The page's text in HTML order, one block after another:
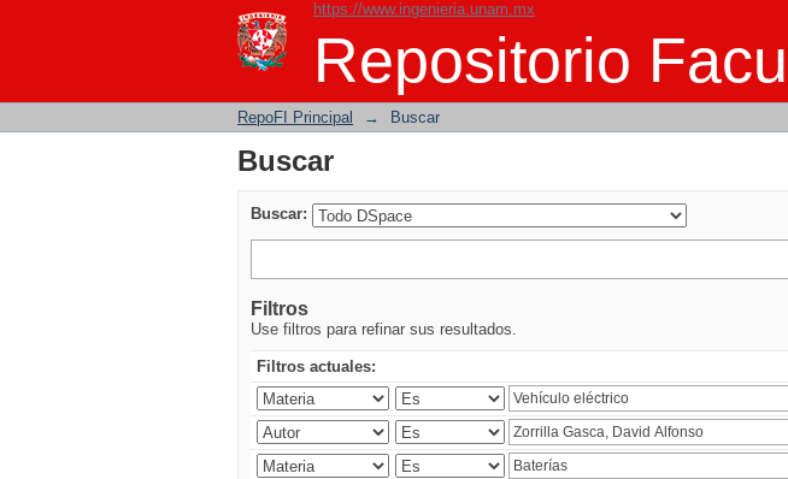
https://www.ingenieria.unam.mx
Repositorio
Buscar
RepoFI Principal → Buscar
Buscar
Buscar:
Filtros
Use filtros para refinar sus resultados.
Filtros actuales: